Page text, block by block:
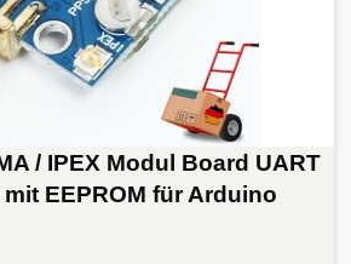
/ IPEX Modul Board UART
EEPROM für Arduino